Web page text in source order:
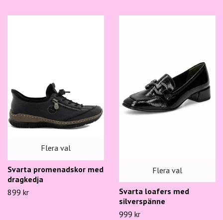
Flera val
Svarta promenadskor med
dragkedja
899 kr
Flera val
Svarta loafers med
silverspänne
999 kr